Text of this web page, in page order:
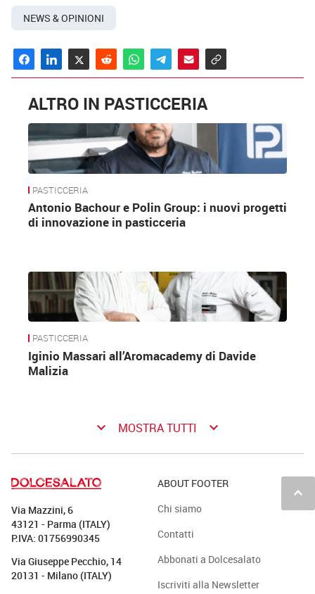
NEWS & OPINIONI
ALTRO IN PASTICCERIA
PASTICCERIA
Antonio Bachour e Polin Group: i nuovi progetti
di innovazione in pasticceria
PASTICCERIA
Iginio Massari all’Aromacademy di Davide
Malizia
keyboard_arrow_down MOSTRA TUTTI keyboard_arrow_down
keyboard_arrow_up
Via Mazzini, 6
43121 - Parma (ITALY)
P.IVA: 01756990345
Via Giuseppe Pecchio, 14
20131 - Milano (ITALY)
ABOUT FOOTER
Chi siamo
Contatti
Abbonati a Dolcesalato
Iscriviti alla Newsletter